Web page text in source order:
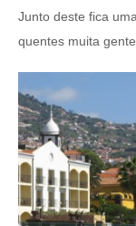
Junto deste fica
quentes muita